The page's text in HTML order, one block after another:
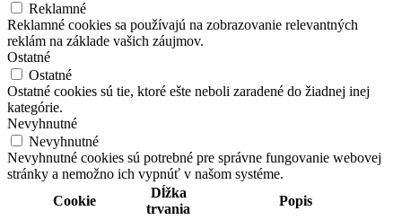
Reklamné
Reklamné cookies sa používajú na zobrazovanie relevantných
reklám na základe vašich záujmov.
Ostatné
Ostatné
Ostatné cookies sú tie, ktoré ešte neboli zaradené do žiadnej inej
kategórie.
Nevyhnutné
Nevyhnutné
Nevyhnutné cookies sú potrebné pre správne fungovanie webovej
stránky a nemožno ich vypnúť v našom systéme.
Cookie
Dĺžka
trvania
Popis